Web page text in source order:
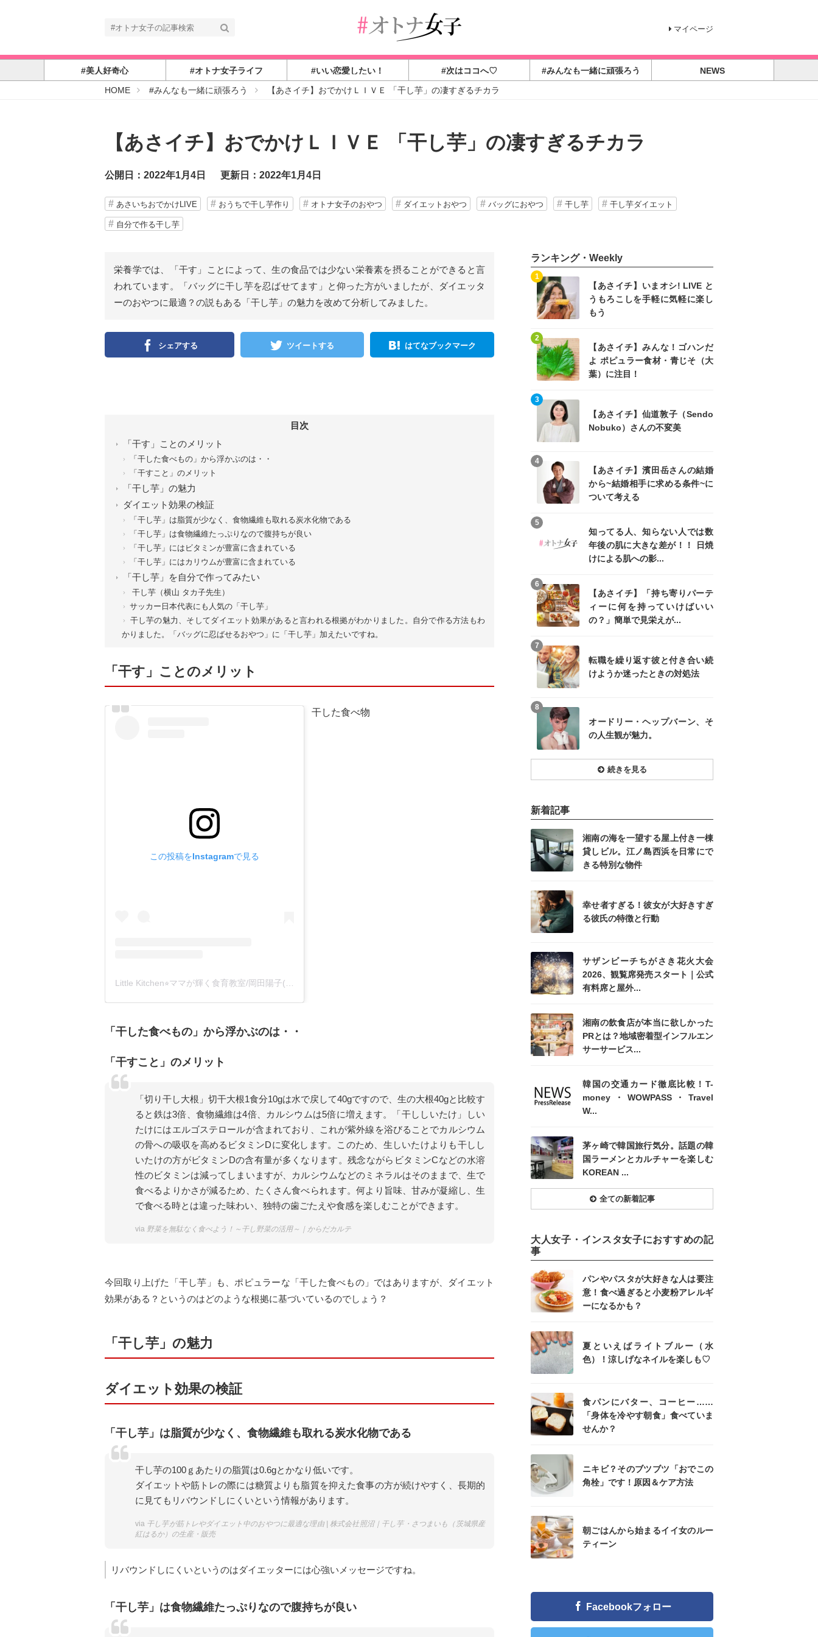
マイページ
#美人好奇心 #オトナ女子ライフ #いい恋愛したい！ #次はココへ♡ #みんなも一緒に頑張ろう
NEWS
HOME#
子
#みんなも一緒に頑張ろう 【あさイチ】おでかけＬＩＶＥ 「干し芋」の凄すぎるチカラ
【あさイチ】おでかけＬＩＶＥ 「干し芋」の凄すぎるチカラ
公開日：2022年1月4日 更新日：2022年1月4日
あさいちおでかけLIVE おうちで干し芋作り オトナ女子のおやつ ダイエットおやつ バッグにおやつ 干し芋 干し芋ダイエット
自分で作る干し芋
栄養学では、「干す」ことによって、生の食品では少ない栄養素を摂ることができると言
われています。「バッグに干し芋を忍ばせてます」と仰った方がいましたが、ダイエッタ
ーのおやつに最適？の説もある「干し芋」の魅力を改めて分析してみました。
シェアする ツイートする はてなブックマーク
目次
「干す」ことのメリット
「干した食べもの」から浮かぶのは・・
「干すこと」のメリット
「干し芋」の魅力
ダイエット効果の検証
「干し芋」は脂質が少なく、食物繊維も取れる炭水化物である
「干し芋」は食物繊維たっぷりなので腹持ちが良い
「干し芋」にはビタミンが豊富に含まれている
「干し芋」にはカリウムが豊富に含まれている
「干し芋」を自分で作ってみたい
干し芋（横山 タカ子先生）
サッカー日本代表にも人気の「干し芋」
干し芋の魅力、そしてダイエット効果があると言われる根拠がわかりました。自分で作る方法もわ
かりました。「バッグに忍ばせるおやつ」に「干し芋」加えたいですね。
「干す」ことのメリット
この投稿をInstagramで見る
干した食べ物
「干した食べもの」から浮かぶのは・・
「干すこと」のメリット
「切り干し大根」切干大根1食分10gは水で戻して40gですので、生の大根40gと比較す
ると鉄は3倍、食物繊維は4倍、カルシウムは5倍に増えます。「干ししいたけ」しい
たけにはエルゴステロールが含まれており、これが紫外線を浴びることでカルシウム
の骨への吸収を高めるビタミンDに変化します。このため、生しいたけよりも干しし
いたけの方がビタミンDの含有量が多くなります。残念ながらビタミンCなどの水溶
性のビタミンは減ってしまいますが、カルシウムなどのミネラルはそのままで、生で
食べるよりかさが減るため、たくさん食べられます。何より旨味、甘みが凝縮し、生
で食べる時とは違った味わい、独特の歯ごたえや食感を楽しむことができます。
via 野菜を無駄なく食べよう！～干し野菜の活用～｜からだカルテ
今回取り上げた「干し芋」も、ポピュラーな「干した食べもの」ではありますが、ダイエット
効果がある？というのはどのような根拠に基づいているのでしょう？
「干し芋」の魅力
ダイエット効果の検証
「干し芋」は脂質が少なく、食物繊維も取れる炭水化物である
干し芋の100ｇあたりの脂質は0.6gとかなり低いです。
ダイエットや筋トレの際には糖質よりも脂質を抑えた食事の方が続けやすく、長期的
に見てもリバウンドしにくいという情報があります。
via 干し芋が筋トレやダイエット中のおやつに最適な理由 | 株式会社照沼｜干し芋・さつまいも（茨城県産
紅はるか）の生産・販売
リバウンドしにくいというのはダイエッターには心強いメッセージですね。
「干し芋」は食物繊維たっぷりなので腹持ちが良い
ランキング・Weekly
【あさイチ】いまオシ! LIVE と
うもろこしを手軽に気軽に楽し
もう
1
【あさイチ】みんな！ゴハンだ
よ ポピュラー食材・青じそ（大
葉）に注目！
2
【あさイチ】仙道敦子（Sendo
Nobuko）さんの不変美
3
【あさイチ】濱田岳さんの結婚
から~結婚相手に求める条件~に
ついて考える
4
知ってる人、知らない人では数
年後の肌に大きな差が！！ 日焼
けによる肌への影...
5
【あさイチ】「持ち寄りパーテ
ィーに何を持っていけばいい
の？」簡単で見栄えが...
6
転職を繰り返す彼と付き合い続
けようか迷ったときの対処法
7
オードリー・ヘップバーン、そ
の人生観が魅力。
8
続きを見る
新着記事
湘南の海を一望する屋上付き一棟
貸しビル。江ノ島西浜を日常にで
きる特別な物件
幸せ者すぎる！彼女が大好きすぎ
る彼氏の特徴と行動
サザンビーチちがさき花火大会
2026、観覧席発売スタート｜公式
有料席と屋外...
湘南の飲食店が本当に欲しかった
PRとは？地域密着型インフルエン
サーサービス...
韓国の交通カード徹底比較！T-
money・WOWPASS・Travel
W...
茅ヶ崎で韓国旅行気分。話題の韓
国ラーメンとカルチャーを楽しむ
KOREAN ...
全ての新着記事
大人女子・インスタ女子におすすめの記
事
パンやパスタが大好きな人は要注
意！食べ過ぎると小麦粉アレルギ
ーになるかも？
夏といえばライトブルー（水
色）！涼しげなネイルを楽しも♡
食パンにバター、コーヒー……
「身体を冷やす朝食」食べていま
せんか？
ニキビ？そのブツブツ「おでこの
角栓」です！原因＆ケア方法
朝ごはんから始まるイイ女のルー
ティーン
Facebookフォロー